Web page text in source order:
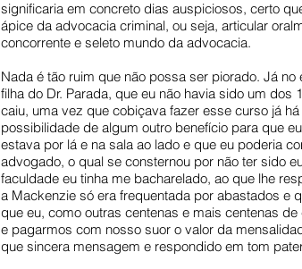
significaria em concreto dias auspiciosos, certo
ápice da advocacia criminal, ou seja, articular
concorrente e seleto mundo da advocacia.
Nada é tão ruim que não possa ser piorado. Já
filha do Dr. Parada, que eu não havia sido um
caiu, uma vez que cobiçava fazer esse curso já
possibilidade de algum outro benefício para que
estava por lá e na sala ao lado e que eu poderia
advogado, o qual se consternou por não ter sido
faculdade eu tinha me bacharelado, ao que lhe
a Mackenzie só era frequentada por abastados e
que eu, como outras centenas e mais centenas
e pagarmos com nosso suor o valor da
que sincera mensagem e respondido em tom